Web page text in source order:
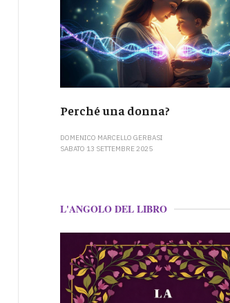
Perché una donna?
DOMENICO MARCELLO GERBASI
SABATO 13 SETTEMBRE 2025
L'ANGOLO DEL LIBRO